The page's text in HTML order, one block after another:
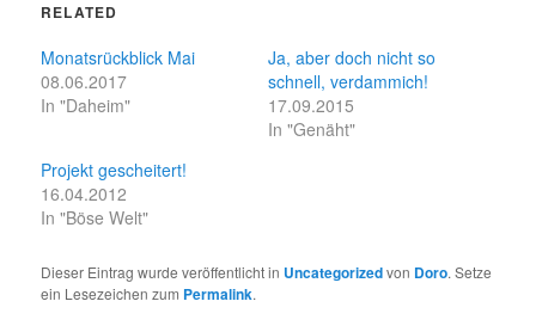
RELATED
Monatsrückblick Mai
08.06.2017
In "Daheim"
Ja, aber doch nicht so
schnell, verdammich!
17.09.2015
In "Genäht"
Projekt gescheitert!
16.04.2012
In "Böse Welt"
Dieser Eintrag wurde veröffentlicht in Uncategorizedvon Doro. Setze
ein Lesezeichen zum Permalink.